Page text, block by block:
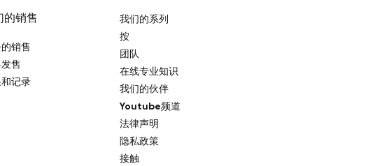
的销售
销售
售
记录
我们的系列
按
团队
在线专业知识
我们的伙伴
Youtube频道
法律声明
隐私政策
接触